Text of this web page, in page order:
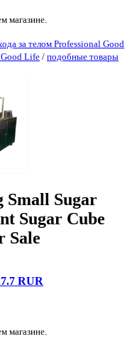
магазине.
за телом Professional Good
Good Life / подобные товары
Small Sugar
Sugar Cube
Sale
RUR
магазине.